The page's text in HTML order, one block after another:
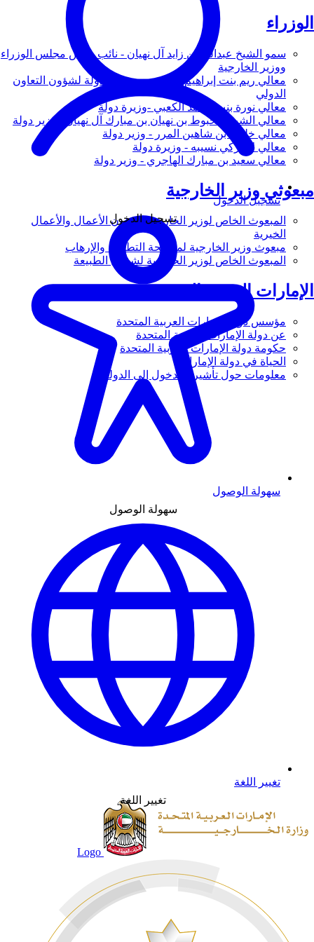
الوزراء
سمو الشيخ عبدالله بن زايد آل نهيان - نائب رئيس مجلس الوزراء
ووزير الخارجية
معالي ريم بنت إبراهيم الهاشمي - وزيرة دولة لشؤون التعاون
الدولي
معالي نورة بنت محمد الكعبي -وزيرة دولة
معالي الشيخ شخبوط بن نهيان بن مبارك آل نهيان - وزير دولة
معالي خليفة بن شاهين المرر - وزير دولة
معالي لانا زكي نسيبه - وزيرة دولة
معالي سعيد بن مبارك الهاجري - وزير دولة
مبعوثي وزير الخارجية
المبعوث الخاص لوزير الخارجية لشؤون الأعمال والأعمال
الخيرية
مبعوث وزير الخارجية لمكافحة التطرف والإرهاب
المبعوث الخاص لوزير الخارجية لشؤون الطبيعة
الإمارات العربية المتحدة
مؤسس دولة الإمارات العربية المتحدة
عن دولة الإمارات العربية المتحدة
حكومة دولة الإمارات العربية المتحدة
الحياة في دولة الإمارات
معلومات حول تأشيرة الدخول إلى الدولة
تسجيل الدخول
تسجيل الدخول
سهولة الوصول
سهولة الوصول
تغيير اللغة
تغيير اللغة
Logo